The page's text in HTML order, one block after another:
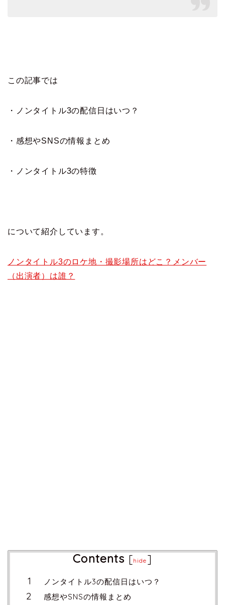
この記事では
・ノンタイトル3の配信日はいつ？
・感想やSNSの情報まとめ
・ノンタイトル3の特徴
について紹介しています。
ノンタイトル3のロケ地・撮影場所はどこ？メンバー
（出演者）は誰？
Contents [hide ]
ノンタイトル3の配信日はいつ？
感想やSNSの情報まとめ